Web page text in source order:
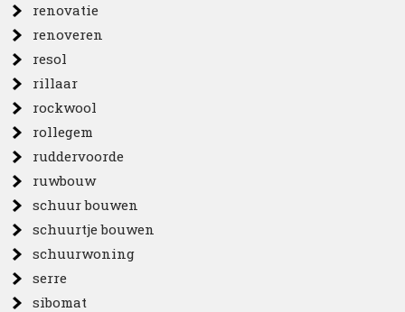
renovatie
renoveren
resol
rillaar
rockwool
rollegem
ruddervoorde
ruwbouw
schuur bouwen
schuurtje bouwen
schuurwoning
serre
sibomat